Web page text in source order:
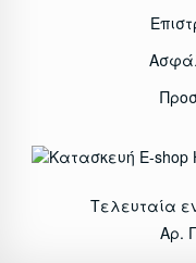
Τελευταία
Αρ.